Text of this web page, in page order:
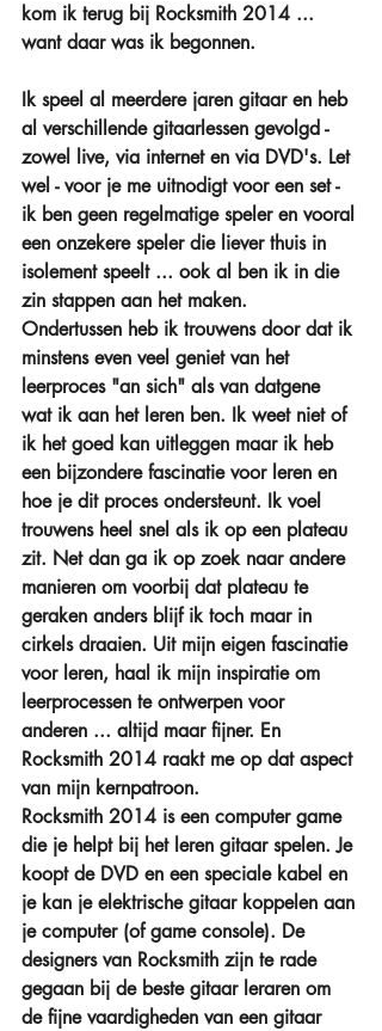
kom ik terug bij Rocksmith 2014 ...
want daar was ik begonnen.
Ik speel al meerdere jaren gitaar en heb
al verschillende gitaarlessen gevolgd -
zowel live, via internet en via DVD's. Let
wel - voor je me uitnodigt voor een set -
ik ben geen regelmatige speler en vooral
een onzekere speler die liever thuis in
isolement speelt ... ook al ben ik in die
zin stappen aan het maken.
Ondertussen heb ik trouwens door dat ik
minstens even veel geniet van het
leerproces "an sich" als van datgene
wat ik aan het leren ben. Ik weet niet of
ik het goed kan uitleggen maar ik heb
een bijzondere fascinatie voor leren en
hoe je dit proces ondersteunt. Ik voel
trouwens heel snel als ik op een plateau
zit. Net dan ga ik op zoek naar andere
manieren om voorbij dat plateau te
geraken anders blijf ik toch maar in
cirkels draaien. Uit mijn eigen fascinatie
voor leren, haal ik mijn inspiratie om
leerprocessen te ontwerpen voor
anderen ... altijd maar fijner. En
Rocksmith 2014 raakt me op dat aspect
van mijn kernpatroon.
Rocksmith 2014 is een computer game
die je helpt bij het leren gitaar spelen. Je
koopt de DVD en een speciale kabel en
je kan je elektrische gitaar koppelen aan
je computer (of game console). De
designers van Rocksmith zijn te rade
gegaan bij de beste gitaar leraren om
de fijne vaardigheden van een gitaar